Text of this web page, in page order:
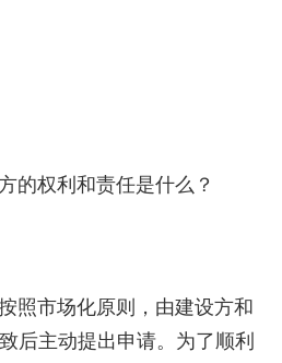
的权利和责任是什么？
照市场化原则，由建设方和
后主动提出申请。为了顺利